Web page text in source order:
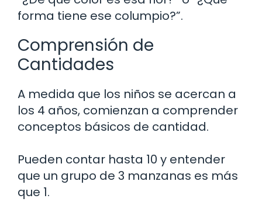
forma tiene ese columpio?”.
Comprensión de
Cantidades
A medida que los niños se acercan a
los 4 años, comienzan a comprender
conceptos básicos de cantidad.
Pueden contar hasta 10 y entender
que un grupo de 3 manzanas es más
que 1.